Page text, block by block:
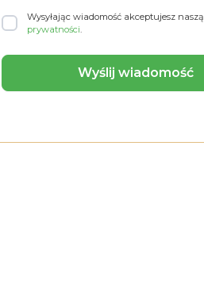
Wysyłając wiadomość akceptujesz naszą
prywatności.